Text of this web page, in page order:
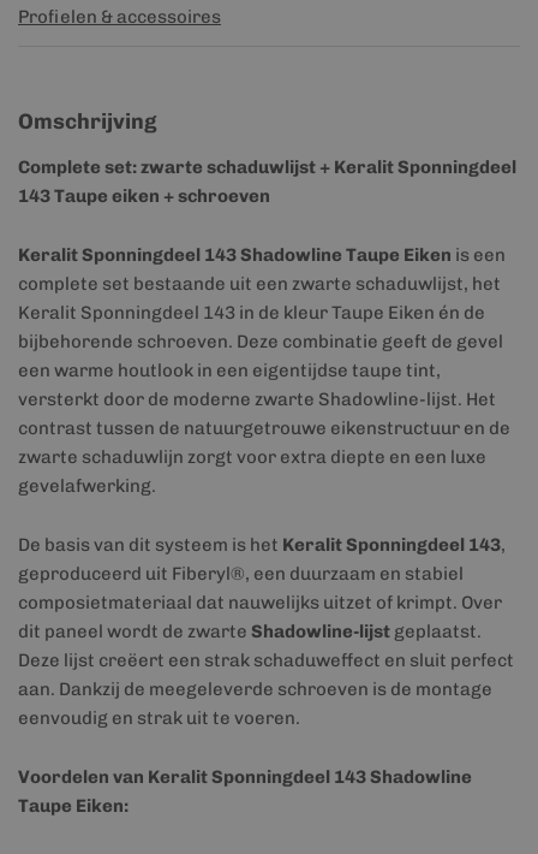
Profielen & accessoires
Omschrijving
Complete set: zwarte schaduwlijst + Keralit Sponningdeel
143 Taupe eiken + schroeven
Keralit Sponningdeel 143 Shadowline Taupe Eiken is een
complete set bestaande uit een zwarte schaduwlijst, het
Keralit Sponningdeel 143 in de kleur Taupe Eiken én de
bijbehorende schroeven. Deze combinatie geeft de gevel
een warme houtlook in een eigentijdse taupe tint,
versterkt door de moderne zwarte Shadowline-lijst. Het
contrast tussen de natuurgetrouwe eikenstructuur en de
zwarte schaduwlijn zorgt voor extra diepte en een luxe
gevelafwerking.
De basis van dit systeem is het Keralit Sponningdeel 143,
geproduceerd uit Fiberyl®, een duurzaam en stabiel
composietmateriaal dat nauwelijks uitzet of krimpt. Over
dit paneel wordt de zwarte Shadowline-lijst geplaatst.
Deze lijst creëert een strak schaduweffect en sluit perfect
aan. Dankzij de meegeleverde schroeven is de montage
eenvoudig en strak uit te voeren.
Voordelen van Keralit Sponningdeel 143 Shadowline
Taupe Eiken: